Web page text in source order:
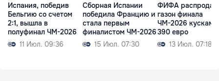
Испания, победив
Бельгию со счетом
2:1, вышла в
полуфинал ЧМ-2026
11 Июл. 09:36
Сборная Испании
победила Францию и
стала первым
финалистом ЧМ-2026
15 Июл. 07:30
ФИФА
газон финала
ЧМ-2026 кусками
390 евро
13 Июл. 07:18